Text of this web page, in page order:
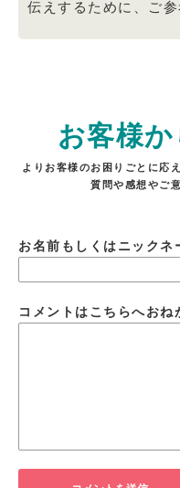
伝えするために、ご
お客様
よりお客様のお困りごとに応
質問や感想やご
お名前もしくはニックネ
コメントはこちらへおね